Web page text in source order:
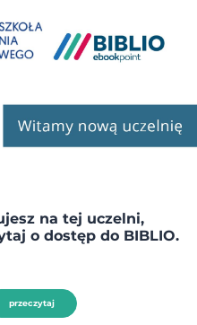
na tej uczelni,
o dostęp do BIBLIO.
przeczytaj